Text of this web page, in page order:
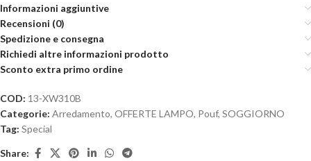
Informazioni aggiuntive
Recensioni (0)
Spedizione e consegna
Richiedi altre informazioni prodotto
Sconto extra primo ordine
COD: 13-XW310B
Categorie: Arredamento, OFFERTE LAMPO, Pouf, SOGGIORNO
Tag: Special
Share: